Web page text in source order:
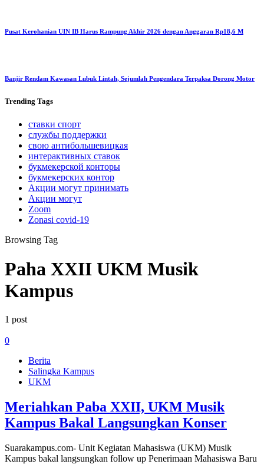
Pusat Kerohanian UIN IB Harus Rampung Akhir 2026 dengan Anggaran Rp18,6 M
Banjir Rendam Kawasan Lubuk Lintah, Sejumlah Pengendara Terpaksa Dorong Motor
Trending Tags
ставки спорт
службы поддержки
свою антибольшевицкая
интерактивных ставок
букмекерской конторы
букмекерских контор
Акции могут принимать
Акции могут
Zoom
Zonasi covid-19
Browsing Tag
Paha XXII UKM Musik
Kampus
1 post
0
Berita
Salingka Kampus
UKM
Meriahkan Paba XXII, UKM Musik
Kampus Bakal Langsungkan Konser
Suarakampus.com- Unit Kegiatan Mahasiswa (UKM) Musik
Kampus bakal langsungkan follow up Penerimaan Mahasiswa Baru